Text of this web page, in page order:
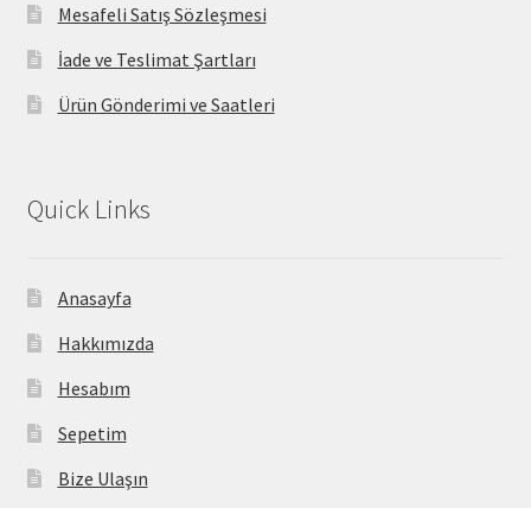
Mesafeli Satış Sözleşmesi
İade ve Teslimat Şartları
Ürün Gönderimi ve Saatleri
Quick Links
Anasayfa
Hakkımızda
Hesabım
Sepetim
Bize Ulaşın